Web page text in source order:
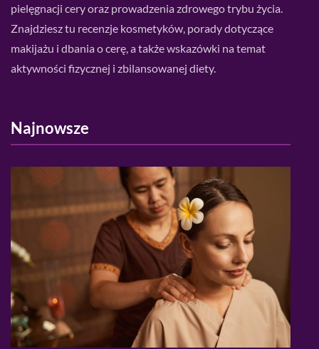
pielęgnacji cery oraz prowadzenia zdrowego trybu życia.
Znajdziesz tu recenzje kosmetyków, porady dotyczące
makijażu i dbania o cerę, a także wskazówki na temat
aktywności fizycznej i zbilansowanej diety.
Najnowsze